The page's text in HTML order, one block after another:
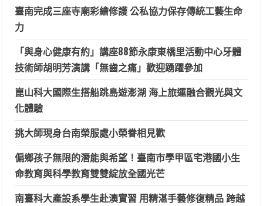
臺南完成三座寺廟彩繪修護 公私協力保存傳統工藝生命
力
「與身心健康有約」講座88節永康東橋里活動中心牙體
技術師胡明芳演講「無齒之痛」歡迎踴躍參加
崑山科大國際生搭船跳島遊澎湖 海上旅運融合觀光與文
化體驗
挑大師現身台南榮服處小榮眷相見歡
偏鄉孩子無限的潛能與希望！臺南市學甲區宅港國小生
命教育與科學教育雙雙綻放全國光芒
南臺科大產設系學生赴澳實習 用精湛手藝修復精品 跨越